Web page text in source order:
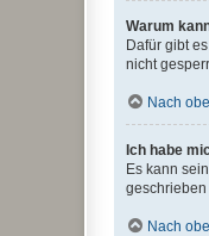
Warum
Dafür gibt
nicht
Nach
Ich habe
Es kann
Nach